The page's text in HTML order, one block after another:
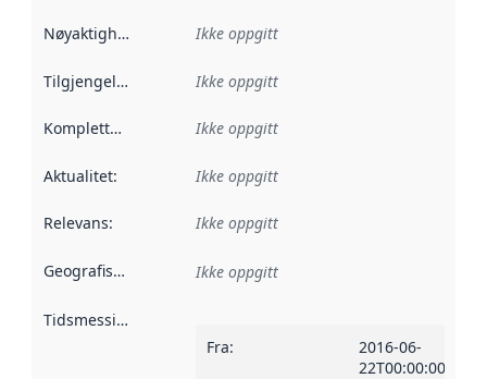
Nøyaktighet Ikke oppgitt
Tilgjengelighet Ikke oppgitt
Kompletthet Ikke oppgitt
Aktualitet: Ikke oppgitt
Relevans: Ikke oppgitt
Geografisk avgrensning :
Ikke oppgitt
Tidsmessig avgrensning
Fra:
2016-06-
22T00:00:00Z